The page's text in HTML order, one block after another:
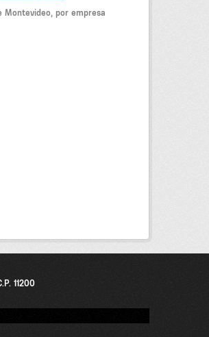
por empresa
11200